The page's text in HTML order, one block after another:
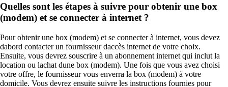
Quelles sont les étapes à suivre pour obtenir une box
(modem) et se connecter à internet ?
Pour obtenir une box (modem) et se connecter à internet, vous devez
dabord contacter un fournisseur daccès internet de votre choix.
Ensuite, vous devrez souscrire à un abonnement internet qui inclut la
location ou lachat dune box (modem). Une fois que vous avez choisi
votre offre, le fournisseur vous enverra la box (modem) à votre
domicile. Vous devrez ensuite suivre les instructions fournies pour